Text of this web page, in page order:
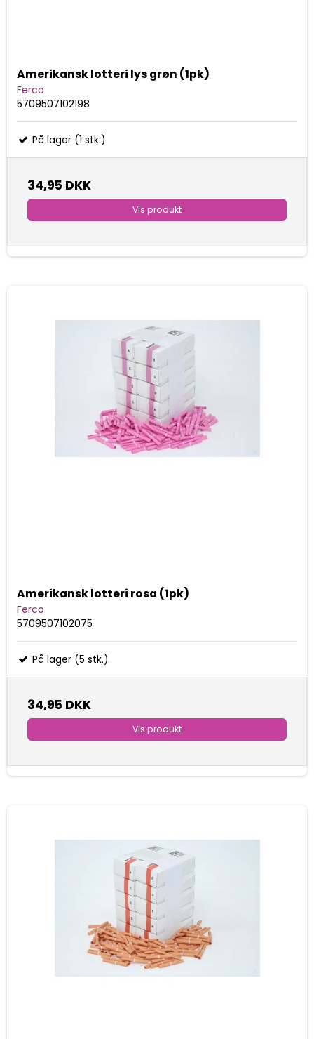
Amerikansk lotteri lys grøn (1pk)
Ferco
5709507102198
På lager (1 stk.)
34,95 DKK
Vis produkt
Amerikansk lotteri rosa (1pk)
Ferco
5709507102075
På lager (5 stk.)
34,95 DKK
Vis produkt